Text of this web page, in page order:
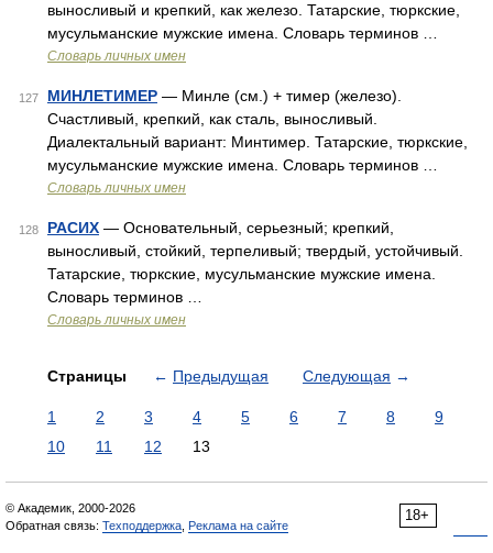
выносливый и крепкий, как железо. Татарские, тюркские,
мусульманские мужские имена. Словарь терминов …
Словарь личных имен
127 МИНЛЕТИМЕР — Минле (см.) + тимер (железо).
Счастливый, крепкий, как сталь, выносливый.
Диалектальный вариант: Минтимер. Татарские, тюркские,
мусульманские мужские имена. Словарь терминов …
Словарь личных имен
128 РАСИХ — Основательный, серьезный; крепкий,
выносливый, стойкий, терпеливый; твердый, устойчивый.
Татарские, тюркские, мусульманские мужские имена.
Словарь терминов …
Словарь личных имен
Страницы ← Предыдущая Следующая →
1 2 3 4 5 6 7 8
9
10
11 12 13
18+
© Академик, 2000-2026
Обратная связь: Техподдержка Реклама на сайте